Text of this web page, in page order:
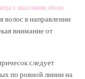
с высоким лбом
волос в направлении
внимание от
следует
по ровной линии на